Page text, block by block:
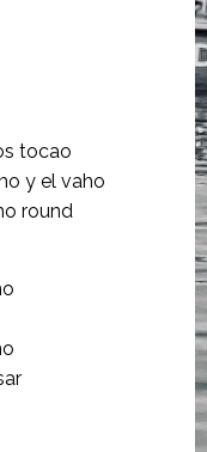
tocao
y el vaho
round